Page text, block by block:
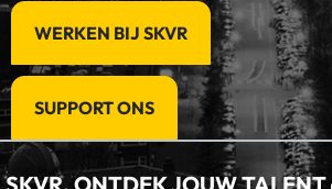
WERKEN BIJ SKVR
SUPPORT ONS